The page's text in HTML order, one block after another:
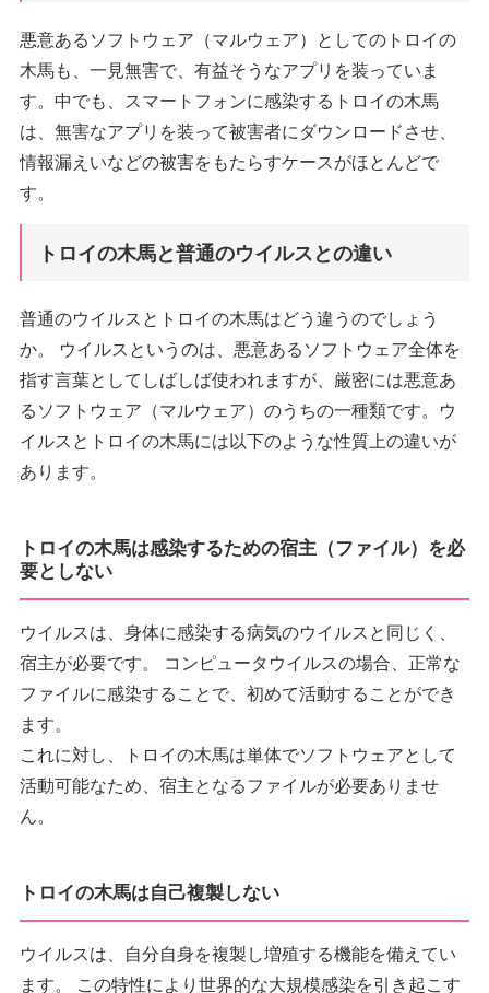
悪意あるソフトウェア（マルウェア）としてのトロイの
木馬も、一見無害で、有益そうなアプリを装っていま
す。中でも、スマートフォンに感染するトロイの木馬
は、無害なアプリを装って被害者にダウンロードさせ、
情報漏えいなどの被害をもたらすケースがほとんどで
す。
トロイの木馬と普通のウイルスとの違い
普通のウイルスとトロイの木馬はどう違うのでしょう
か。 ウイルスというのは、悪意あるソフトウェア全体を
指す言葉としてしばしば使われますが、厳密には悪意あ
るソフトウェア（マルウェア）のうちの一種類です。ウ
イルスとトロイの木馬には以下のような性質上の違いが
あります。
トロイの木馬は感染するための宿主（ファイル）を必
要としない
ウイルスは、身体に感染する病気のウイルスと同じく、
宿主が必要です。 コンピュータウイルスの場合、正常な
ファイルに感染することで、初めて活動することができ
ます。
これに対し、トロイの木馬は単体でソフトウェアとして
活動可能なため、宿主となるファイルが必要ありませ
ん。
トロイの木馬は自己複製しない
ウイルスは、自分自身を複製し増殖する機能を備えてい
ます。 この特性により世界的な大規模感染を引き起こす